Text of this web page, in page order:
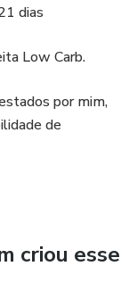
dias
Low Carb.
por mim,
de
A Dona do
criou esse